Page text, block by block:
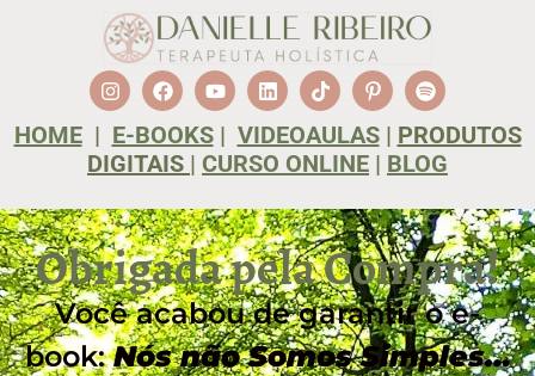
HOME| E-BOOKS| VIDEOAULAS| PRODUTOS
DIGITAIS | CURSO ONLINE | BLOG
Obrigada pela Compra!
Você acabou de garantir o e-
book:Nós não Somos Simples…